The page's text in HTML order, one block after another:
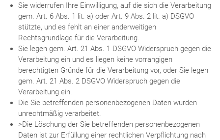
Sie widerrufen Ihre Einwilligung, auf die sich die Verarbeitung
gem. Art. 6 Abs. 1 lit. a) oder Art. 9 Abs. 2 lit. a) DSGVO
stützte, und es fehlt an einer anderweitigen
Rechtsgrundlage für die Verarbeitung.
Sie legen gem. Art. 21 Abs. 1 DSGVO Widerspruch gegen die
Verarbeitung ein und es liegen keine vorrangigen
berechtigten Gründe für die Verarbeitung vor, oder Sie legen
gem. Art. 21 Abs. 2 DSGVO Widerspruch gegen die
Verarbeitung ein.
Die Sie betreffenden personenbezogenen Daten wurden
unrechtmäßig verarbeitet.
>Die Löschung der Sie betreffenden personenbezogenen
Daten ist zur Erfüllung einer rechtlichen Verpflichtung nach